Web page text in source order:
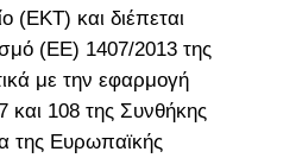
(ΕΚΤ) και διέπεται
(ΕΕ) 1407/2013 της
με την εφαρμογή
108 της Συνθήκης
της Ευρωπαϊκής